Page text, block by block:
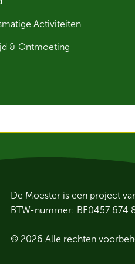
Activiteiten
& Ontmoeting
De Moester is een project
BTW-nummer: BE0457 674
© 2026 Alle rechten